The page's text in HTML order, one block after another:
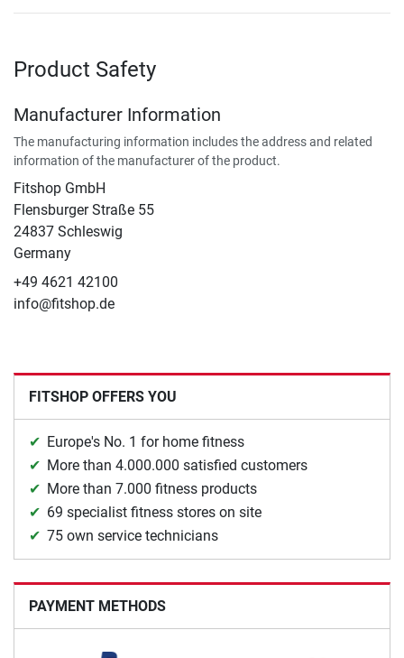
Product Safety
Manufacturer Information
The manufacturing information includes the address and related
information of the manufacturer of the product.
Fitshop GmbH
Flensburger Straße 55
24837 Schleswig
Germany
+49 4621 42100
info@fitshop.de
FITSHOP OFFERS YOU
Europe's No. 1 for home fitness
More than 4.000.000 satisfied customers
More than 7.000 fitness products
69 specialist fitness stores on site
75 own service technicians
PAYMENT METHODS